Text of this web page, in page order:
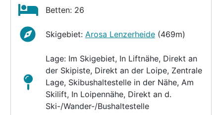
Betten: 26
Skigebiet: Arosa Lenzerheide(469m)
Lage: Im Skigebiet, In Liftnähe, Direkt an
der Skipiste, Direkt an der Loipe, Zentrale
Lage, Skibushaltestelle in der Nähe, Am
Skilift, In Loipennähe, Direkt an d.
Ski-/Wander-/Bushaltestelle